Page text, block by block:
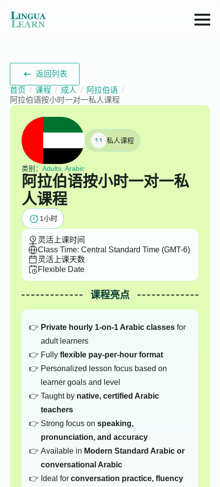
返回列表
首页
课程 成人
阿拉伯语
阿拉伯语按小时一对一私人课程
私人课程
类别： Adults, Arabic
阿拉伯语按小时一对一私
人课程
1小时
灵活上课时间
Class Time: Central Standard Time (GMT-6)
灵活上课天数
Flexible Date
课程亮点
Private hourly 1-on-1 Arabic classesfor
adult learners
Fully flexible pay-per-hour format
Personalized lesson focus based on
learner goals and level
Taught by native, certified Arabic
teachers
Strong focus on speaking,
pronunciation, and accuracy
Available in Modern Standard Arabic or
conversational Arabic
Ideal for conversation practice, fluency